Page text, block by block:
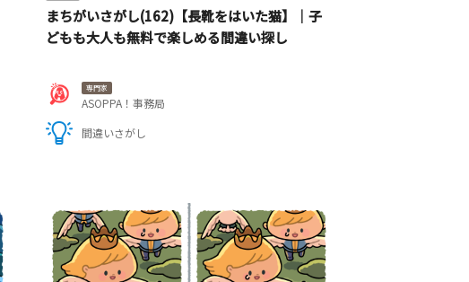
まちがいさがし(162)【長靴をはいた猫】｜子
どもも大人も無料で楽しめる間違い探し
専門家
ASOPPA！事務局
間違いさがし